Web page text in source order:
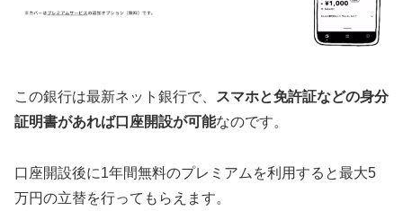
この銀行は最新ネット銀行で、 スマホと免許証などの身分
証明書があれば口座開設が可能なのです。
口座開設後に1年間無料のプレミアムを利用すると最大5
万円の立替を行ってもらえます。